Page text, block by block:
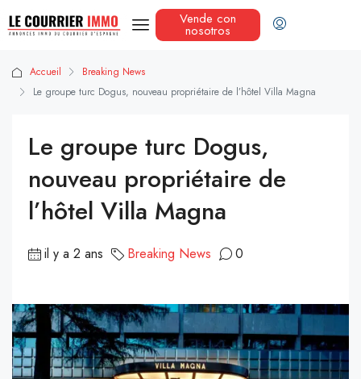
Vende con
nosotros
Accueil
Breaking News
Le groupe turc Dogus, nouveau propriétaire de l’hôtel Villa Magna
Le groupe turc Dogus,
nouveau propriétaire de
l’hôtel Villa Magna
il y a 2 ans Breaking News 0